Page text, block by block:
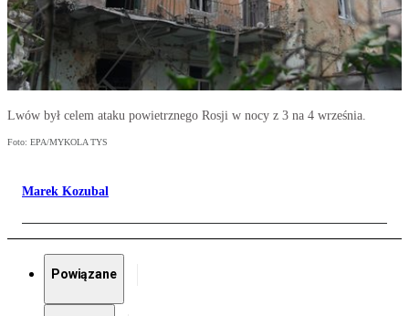
Lwów był celem ataku powietrznego Rosji w nocy z 3 na 4 września.
Foto: EPA/MYKOLA TYS
Marek Kozubal
Powiązane